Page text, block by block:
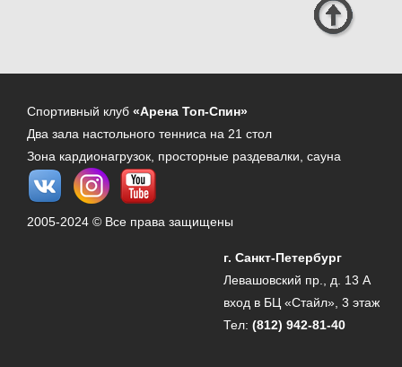
Спортивный клуб «Арена Топ-Спин»
Два зала настольного тенниса на 21 стол
Зона кардионагрузок, просторные раздевалки, сауна
2005-2024 © Все права защищены
г. Санкт-Петербург
Левашовский пр., д. 13 А
вход в БЦ «Стайл», 3 этаж
Тел: (812) 942-81-40